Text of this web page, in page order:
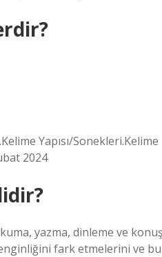
Yapısı/Sonekleri.Kelime
2024
yazma, dinleme ve
fark etmelerini ve